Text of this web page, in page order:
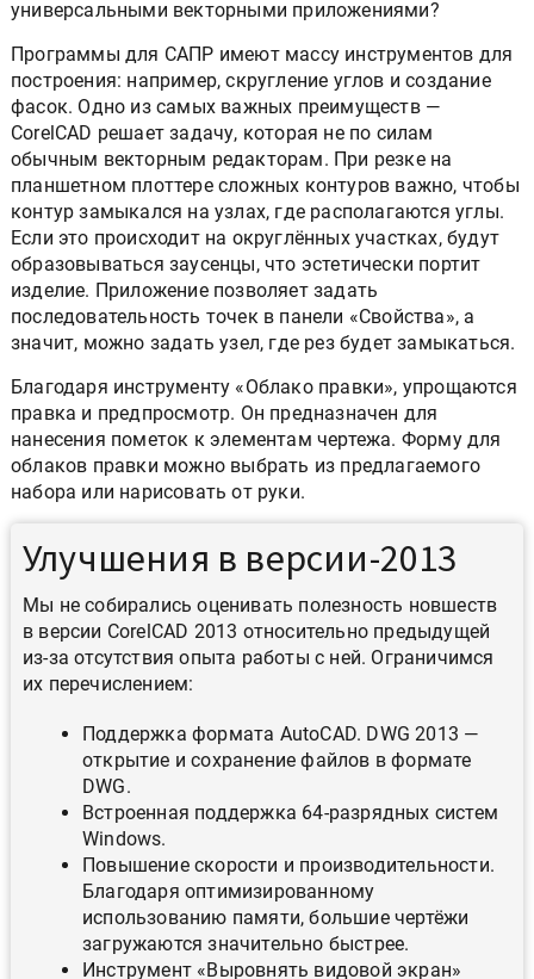
универсальными векторными приложениями?
Программы для САПР имеют массу инструментов для
построения: например, скругление углов и создание
фасок. Одно из самых важных преимуществ —
CorelCAD решает задачу, которая не по силам
обычным векторным редакторам. При резке на
планшетном плоттере сложных контуров важно, чтобы
контур замыкался на узлах, где располагаются углы.
Если это происходит на округлённых участках, будут
образовываться заусенцы, что эстетически портит
изделие. Приложение позволяет задать
последовательность точек в панели «Свойства», а
значит, можно задать узел, где рез будет замыкаться.
Благодаря инструменту «Облако правки», упрощаются
правка и предпросмотр. Он предназначен для
нанесения пометок к элементам чертежа. Форму для
облаков правки можно выбрать из предлагаемого
набора или нарисовать от руки.
Улучшения в версии-2013
Мы не собирались оценивать полезность новшеств
в версии CorelCAD 2013 относительно предыдущей
из-за отсутствия опыта работы с ней. Ограничимся
их перечислением:
Поддержка формата AutoCAD. DWG 2013 —
открытие и сохранение файлов в формате
DWG.
Встроенная поддержка 64-разрядных систем
Windows.
Повышение скорости и производительности.
Благодаря оптимизированному
использованию памяти, большие чертёжи
загружаются значительно быстрее.
Инструмент «Выровнять видовой экран»